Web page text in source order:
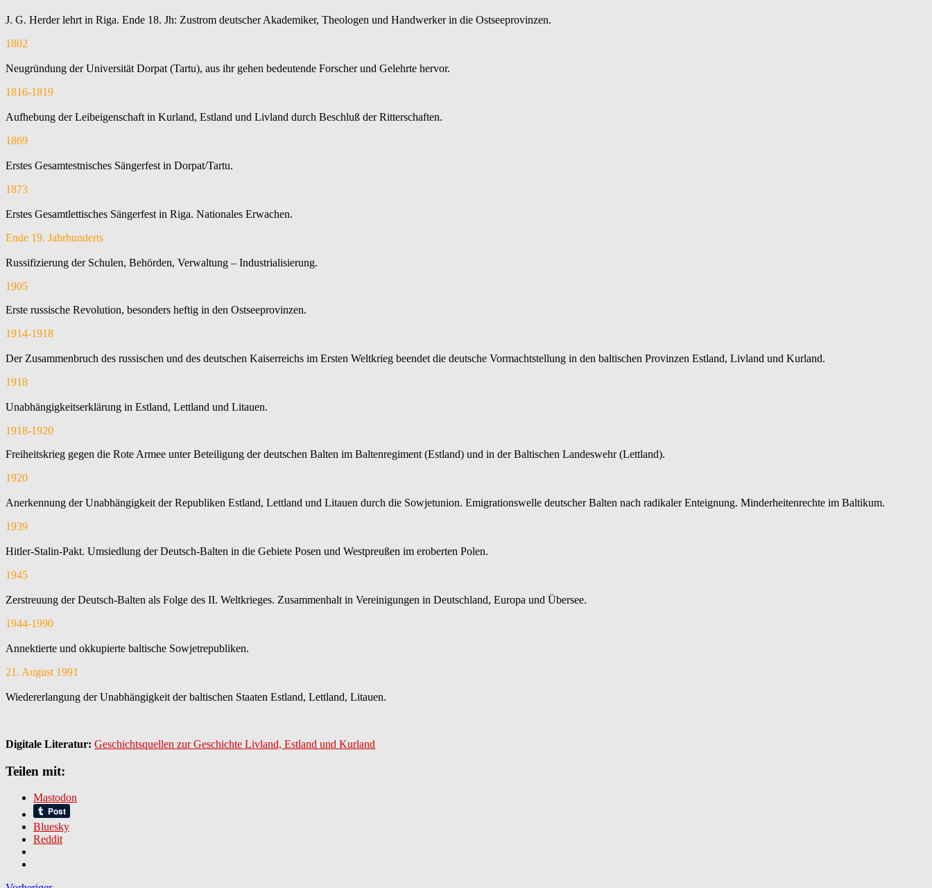
J. G. Herder lehrt in Riga. Ende 18. Jh: Zustrom deutscher Akademiker, Theologen und Handwerker in die Ostseeprovinzen.
1802
Neugründung der Universität Dorpat (Tartu), aus ihr gehen bedeutende Forscher und Gelehrte hervor.
1816-1819
Aufhebung der Leibeigenschaft in Kurland, Estland und Livland durch Beschluß der Ritterschaften.
1869
Erstes Gesamtestnisches Sängerfest in Dorpat/Tartu.
1873
Erstes Gesamtlettisches Sängerfest in Riga. Nationales Erwachen.
Ende 19. Jahrhunderts
Russifizierung der Schulen, Behörden, Verwaltung – Industrialisierung.
1905
Erste russische Revolution, besonders heftig in den Ostseeprovinzen.
1914-1918
Der Zusammenbruch des russischen und des deutschen Kaiserreichs im Ersten Weltkrieg beendet die deutsche Vormachtstellung in den baltischen Provinzen Estland, Livland und Kurland.
1918
Unabhängigkeitserklärung in Estland, Lettland und Litauen.
1918-1920
Freiheitskrieg gegen die Rote Armee unter Beteiligung der deutschen Balten im Baltenregiment (Estland) und in der Baltischen Landeswehr (Lettland).
1920
Anerkennung der Unabhängigkeit der Republiken Estland, Lettland und Litauen durch die Sowjetunion. Emigrationswelle deutscher Balten nach radikaler Enteignung. Minderheitenrechte im Baltikum.
1939
Hitler-Stalin-Pakt. Umsiedlung der Deutsch-Balten in die Gebiete Posen und Westpreußen im eroberten Polen.
1945
Zerstreuung der Deutsch-Balten als Folge des II. Weltkrieges. Zusammenhalt in Vereinigungen in Deutschland, Europa und Übersee.
1944-1990
Annektierte und okkupierte baltische Sowjetrepubliken.
21. August 1991
Wiedererlangung der Unabhängigkeit der baltischen Staaten Estland, Lettland, Litauen.
Digitale Literatur: Geschichtsquellen zur Geschichte Livland, Estland und Kurland
Teilen mit:
Mastodon
Bluesky
Reddit